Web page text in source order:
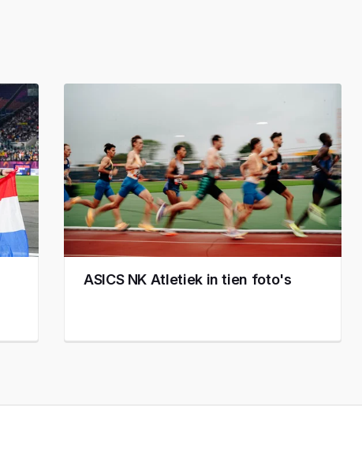
ASICS NK Atletiek in tien foto's